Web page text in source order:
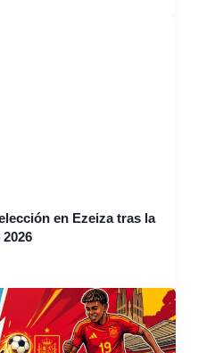
en Ezeiza tras la